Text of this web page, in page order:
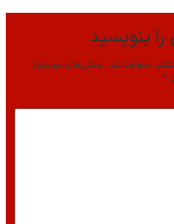
بنویسید
نخواهد شد. بخش‌های موردنیاز
*